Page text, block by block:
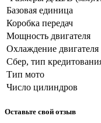
Базовая единица
Коробка передач
Мощность двигателя
Охлаждение двигателя
Сбер, тип
Тип мото
Число цилиндров
Оставьте свой отзыв